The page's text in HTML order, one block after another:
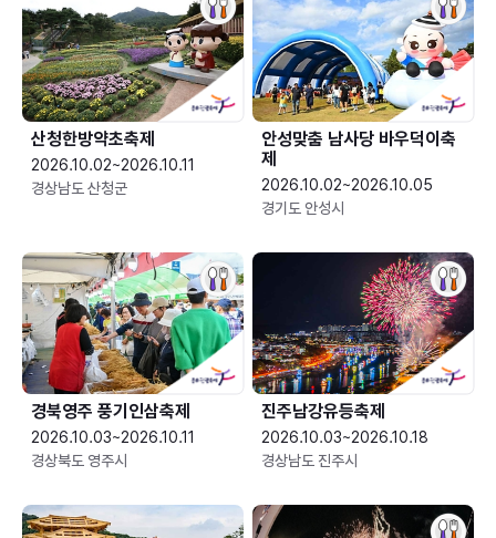
산청한방약초축제
2026.10.02~2026.10.11
경상남도 산청군
안성맞춤 남사당 바우덕이축
제
2026.10.02~2026.10.05
경기도 안성시
경북영주 풍기인삼축제
2026.10.03~2026.10.11
경상북도 영주시
진주남강유등축제
2026.10.03~2026.10.18
경상남도 진주시